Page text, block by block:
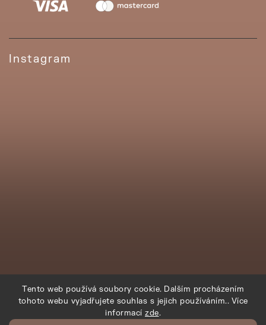
Tento web používá soubory cookie. Dalším procházením
tohoto webu vyjadřujete souhlas s jejich používáním.. Více
informací zde.
Instagram